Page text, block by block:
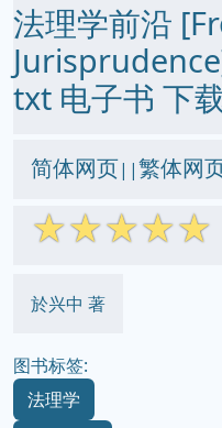
法理学前沿
txt 电子书 下
简体网页||繁体网
☆☆☆☆☆
於兴中 著
图书标签:
法理学